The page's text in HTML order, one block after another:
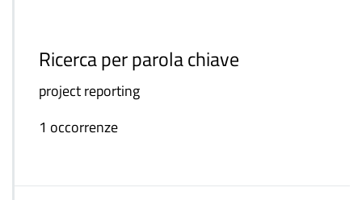
Ricerca per parola chiave
project reporting
1 occorrenze